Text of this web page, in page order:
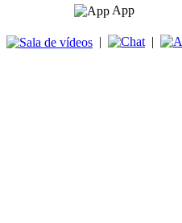
App
| |